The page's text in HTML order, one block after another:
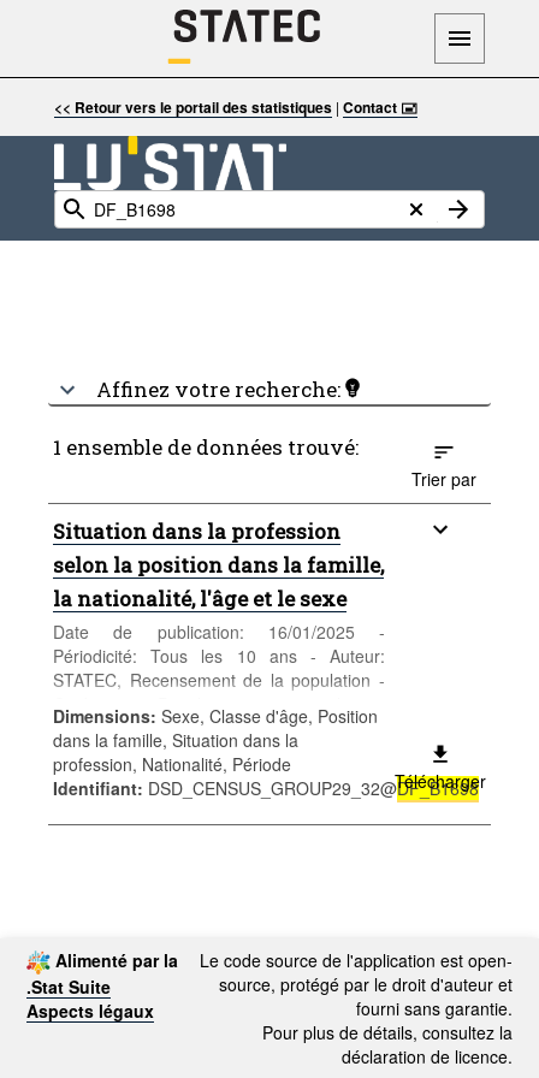
<< Retour vers le portail des statistiques| Contact 🖃
Affinez votre recherche:
1 ensemble de données trouvé:
Trier par
Situation dans la profession
selon la position dans la famille,
la nationalité, l'âge et le sexe
Date de publication: 16/01/2025 -
Périodicité: Tous les 10 ans - Auteur:
STATEC, Recensement de la population -
Catégorie: Population et emploi -
Population - Mots-clés: population, sexe,
âge, nationalité, recensement,
démographie
Dimensions: Sexe, Classe d'âge, Position
dans la famille, Situation dans la
profession, Nationalité, Période
Identifiant: DSD_CENSUS_GROUP29_32@DF_B1698
Télécharger
Alimenté par la
.Stat Suite
Aspects légaux
Le code source de l'application est open-
source, protégé par le droit d'auteur et
fourni sans garantie.
Pour plus de détails, consultez la
déclaration de licence.